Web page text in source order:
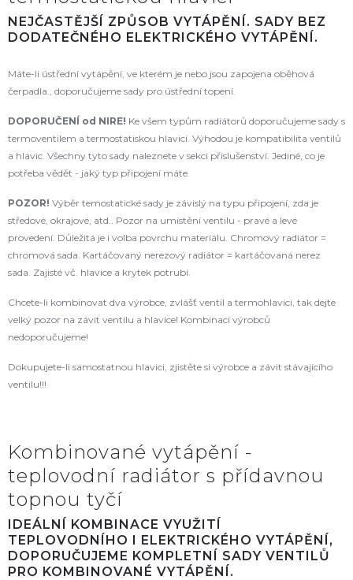
NEJČASTĚJŠÍ ZPŮSOB VYTÁPĚNÍ. SADY BEZ
DODATEČNÉHO ELEKTRICKÉHO VYTÁPĚNÍ.
Máte-li ústřední vytápění, ve kterém je nebo jsou zapojena oběhová
čerpadla., doporučujeme sady pro ústřední topení.
DOPORUČENÍ od NIRE! Ke všem typům radiátorů doporučujeme sady s
termoventilem a termostatiskou hlavicí. Výhodou je kompatibilita ventilů
a hlavic. Všechny tyto sady naleznete v sekci příslušenství. Jediné, co je
potřeba vědět - jaký typ připojení máte.
POZOR! Výběr temostatické sady je závislý na typu připojení, zda je
středové, okrajové, atd.. Pozor na umístění ventilu - pravé a levé
provedení. Důležitá je i volba povrchu materiálu. Chromový radiátor =
chromová sada. Kartáčovaný nerezový radiátor = kartáčovaná nerez
sada. Zajisté vč. hlavice a krytek potrubí.
Chcete-li kombinovat dva výrobce, zvlášť ventil a termohlavici, tak dejte
velký pozor na závit ventilu a hlavice! Kombinaci výrobců
nedoporučujeme!
Dokupujete-li samostatnou hlavici, zjistěte si výrobce a závit stávajícího
ventilu!!!
Kombinované vytápění -
teplovodní radiátor s přídavnou
topnou tyčí
IDEÁLNÍ KOMBINACE VYUŽITÍ
TEPLOVODNÍHO I ELEKTRICKÉHO VYTÁPĚNÍ,
DOPORUČUJEME KOMPLETNÍ SADY VENTILŮ
PRO KOMBINOVANÉ VYTÁPĚNÍ.